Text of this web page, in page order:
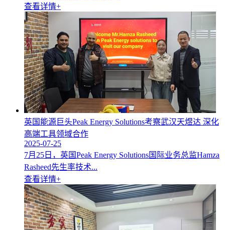
查看详情+
英国能源巨头Peak Energy Solutions考察武汉天煜达 深化
高端工具领域合作
2025-07-25
7月25日，英国Peak Energy Solutions国际业务总监Hamza
Rasheed先生率技术...
查看详情+